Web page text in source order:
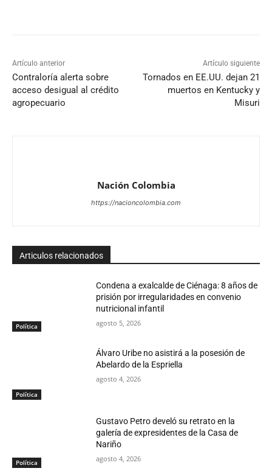
Artículo anterior
Contraloría alerta sobre
acceso desigual al crédito
agropecuario
Artículo siguiente
Tornados en EE.UU. dejan 21
muertos en Kentucky y
Misuri
Nación Colombia
https://nacioncolombia.com
Articulos relacionados
Política
Condena a exalcalde de Ciénaga: 8 años de
prisión por irregularidades en convenio
nutricional infantil
agosto 5, 2026
Política
Álvaro Uribe no asistirá a la posesión de
Abelardo de la Espriella
agosto 4, 2026
Política
Gustavo Petro develó su retrato en la
galería de expresidentes de la Casa de
Nariño
agosto 4, 2026